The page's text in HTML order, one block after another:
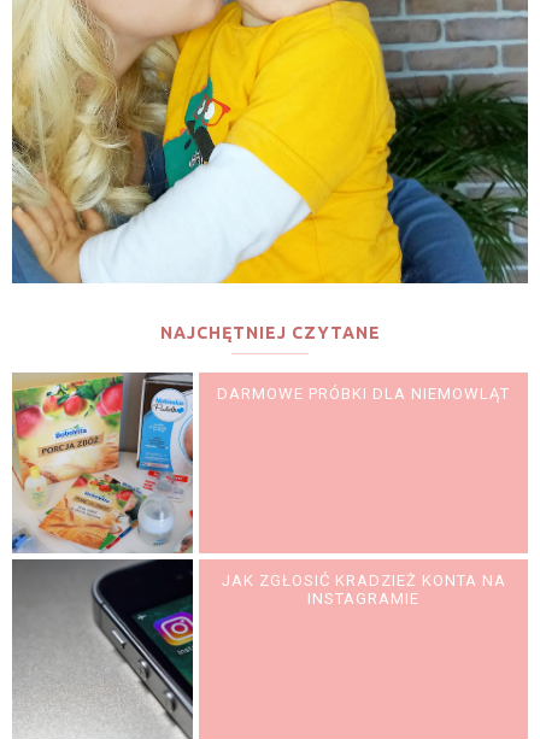
NAJCHĘTNIEJ CZYTANE
DARMOWE PRÓBKI DLA NIEMOWLĄT
JAK ZGŁOSIĆ KRADZIEŻ KONTA NA
INSTAGRAMIE